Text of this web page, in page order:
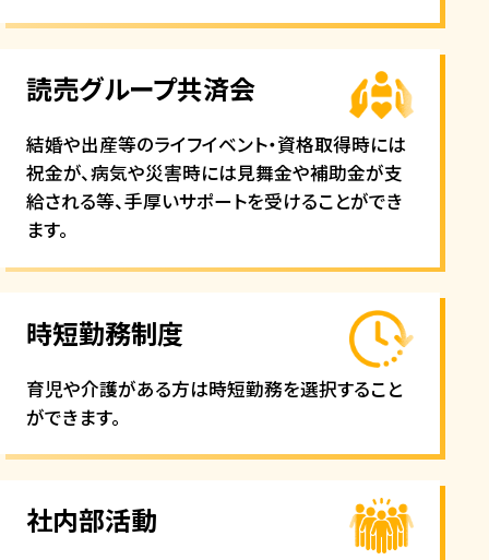
読売グループ共済会
結婚や出産等のライフイベント・資格取得時には
祝金が、病気や災害時には見舞金や補助金が支
給される等、手厚いサポートを受けることができ
ます。
時短勤務制度
育児や介護がある方は時短勤務を選択すること
ができます。
社内部活動